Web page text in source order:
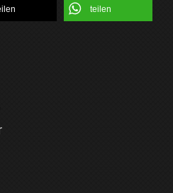
teilen